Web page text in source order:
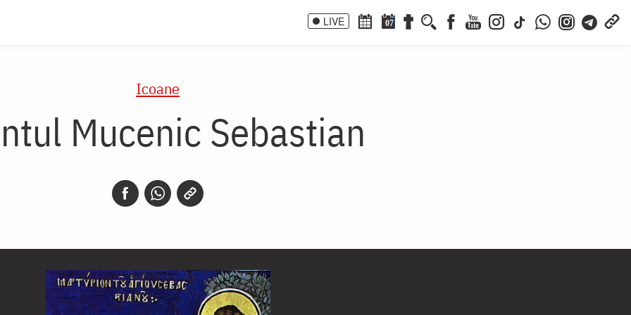
LIVE 07
Icoane
Mucenic Sebastian